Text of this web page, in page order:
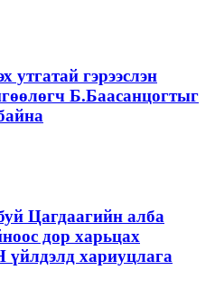
утгатай гэрээслэн
Б.Баасанцогтыг
Цагдаагийн алба
дор харьцах
хариуцлага